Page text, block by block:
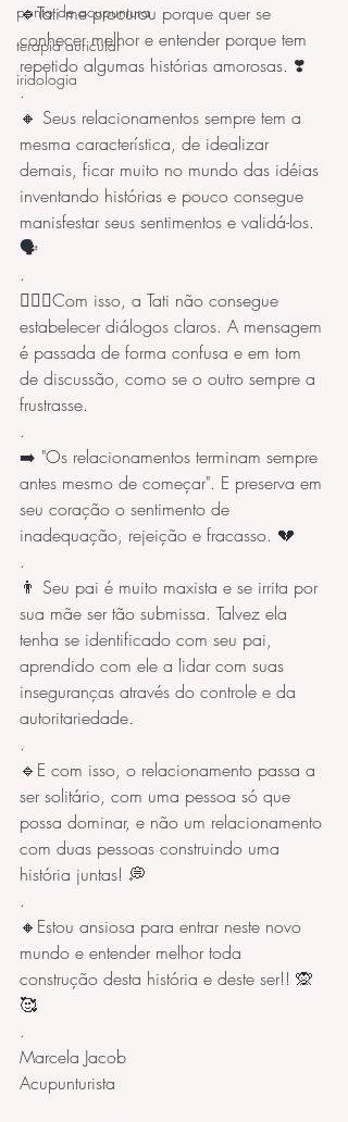
ponto de acupuntura
terapia auricular
iridologia
🔹Tati me procurou porque quer se
conhecer melhor e entender porque tem
repetido algumas histórias amorosas. ❣️
.
🔸 Seus relacionamentos sempre tem a
mesma característica, de idealizar
demais, ficar muito no mundo das idéias
inventando histórias e pouco consegue
manisfestar seus sentimentos e validá-los.
🗣️
.
🤦🏻‍♀️Com isso, a Tati não consegue
estabelecer diálogos claros. A mensagem
é passada de forma confusa e em tom
de discussão, como se o outro sempre a
frustrasse.
.
➡️ "Os relacionamentos terminam sempre
antes mesmo de começar". E preserva em
seu coração o sentimento de
inadequação, rejeição e fracasso. 💔
.
👨 Seu pai é muito maxista e se irrita por
sua mãe ser tão submissa. Talvez ela
tenha se identificado com seu pai,
aprendido com ele a lidar com suas
inseguranças através do controle e da
autoritariedade.
.
🔹E com isso, o relacionamento passa a
ser solitário, com uma pessoa só que
possa dominar, e não um relacionamento
com duas pessoas construindo uma
história juntas! 💭
.
🔸Estou ansiosa para entrar neste novo
mundo e entender melhor toda
construção desta história e deste ser!! 🙊
🥰
.
Marcela Jacob
Acupunturista